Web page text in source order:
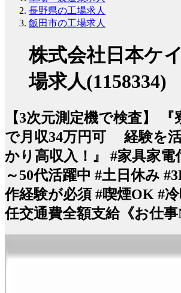
長野県の工場求人
飯田市の工場求人
株式会社日本ケ
場求人(1158334)
【3次元測定機で検査】
で月収34万円可 経験を
かり高収入！』 #家具家電
～50代活躍中 #土日休み
作経験が必須 #喫煙OK #
任交通費全額支給《お仕事